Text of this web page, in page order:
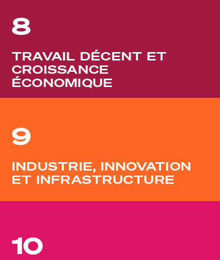
8
TRAVAIL DÉCENT ET
CROISSANCE
ÉCONOMIQUE
9
INDUSTRIE, INNOVATION
ET INFRASTRUCTURE
10